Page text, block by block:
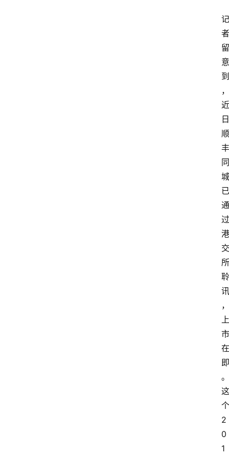
记
者
留
意
到
，
近
日
顺
丰
同
城
已
通
过
港
交
所
聆
讯
，
上
市
在
即
。
这
个
2
0
1